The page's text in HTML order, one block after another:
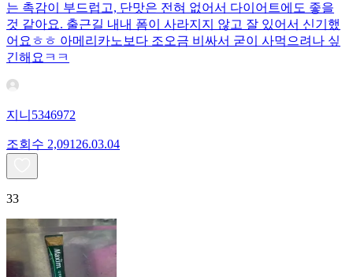
는 촉감이 부드럽고, 단맛은 전혀 없어서 다이어트에도 좋을
것 같아요. 출근길 내내 폼이 사라지지 않고 잘 있어서 신기했
어요ㅎㅎ 아메리카노보다 조오금 비싸서 굳이 사먹으려나 싶
긴해요ㅋㅋ
지니5346972
조회수 2,091 26.03.04
33